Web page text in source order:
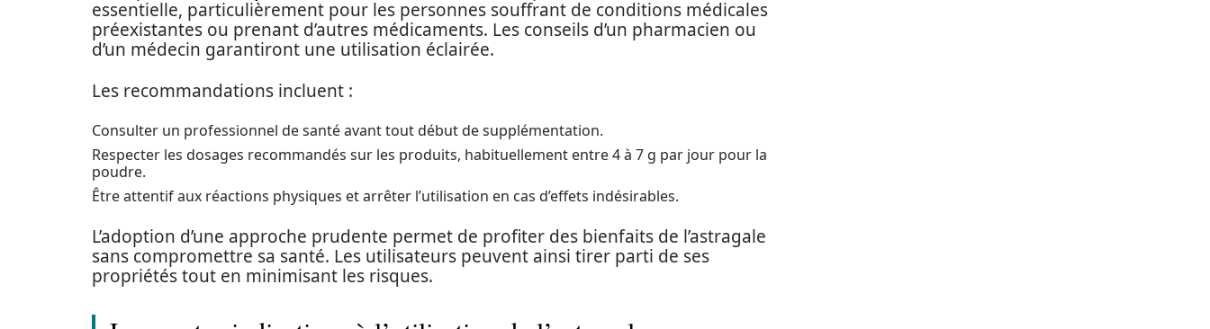
essentielle, particulièrement pour les personnes souffrant de conditions médicales
préexistantes ou prenant d’autres médicaments. Les conseils d’un pharmacien ou
d’un médecin garantiront une utilisation éclairée.
Les recommandations incluent :
Consulter un professionnel de santé avant tout début de supplémentation.
Respecter les dosages recommandés sur les produits, habituellement entre 4 à 7 g par jour pour la
poudre.
Être attentif aux réactions physiques et arrêter l’utilisation en cas d’effets indésirables.
L’adoption d’une approche prudente permet de profiter des bienfaits de l’astragale
sans compromettre sa santé. Les utilisateurs peuvent ainsi tirer parti de ses
propriétés tout en minimisant les risques.